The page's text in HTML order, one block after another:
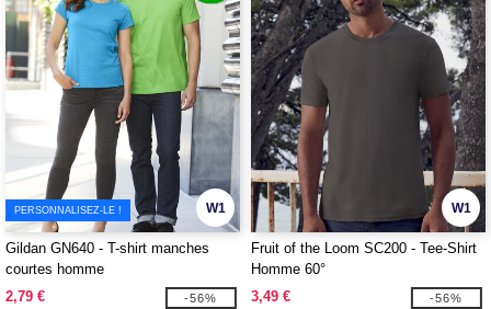
W1
PERSONNALISEZ-LE !
Gildan GN640 - T-shirt manches
courtes homme
2,79 €
-56%
W1
Fruit of the Loom SC200 - Tee-Shirt
Homme 60°
3,49 €
-56%